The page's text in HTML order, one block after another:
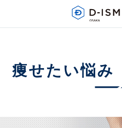
痩せたい悩み